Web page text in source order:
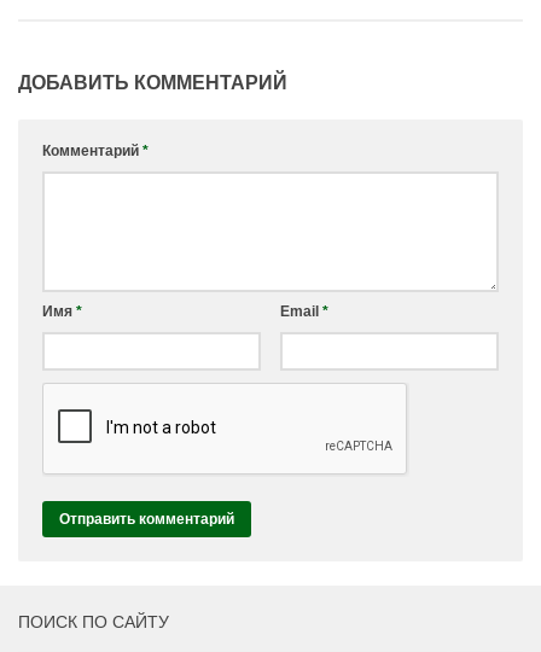
ДОБАВИТЬ КОММЕНТАРИЙ
Комментарий *
Имя * Email *
ПОИСК ПО САЙТУ